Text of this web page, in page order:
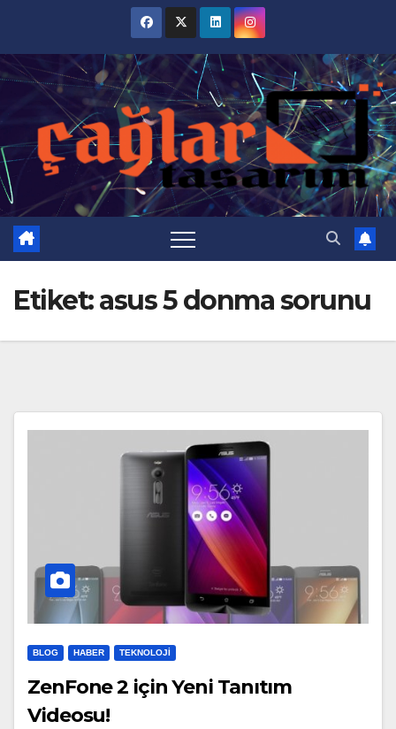
content
Etiket:asus 5 donma sorunu
BLOG HABER TEKNOLOJI
ZenFone 2 için Yeni Tanıtım
Videosu!